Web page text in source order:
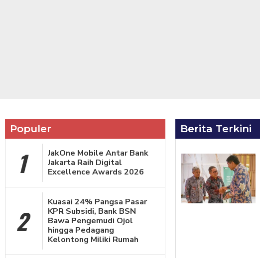
Populer
1
JakOne Mobile Antar Bank
Jakarta Raih Digital
Excellence Awards 2026
2
Kuasai 24% Pangsa Pasar
KPR Subsidi, Bank BSN
Bawa Pengemudi Ojol
hingga Pedagang
Kelontong Miliki Rumah
Berita Terkini